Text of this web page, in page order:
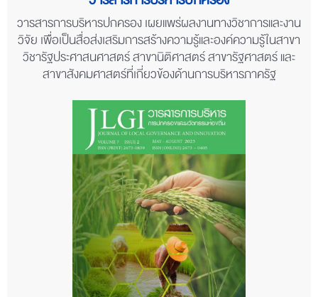
วารสารการบริหารปกครอง
วารสารการบริหารปกครอง เผยแพร่ผลงานทางวิชาการและงาน
วิจัย เพื่อเป็นสื่อส่งเสริมการสร้างความรู้และองค์ความรู้ในสาขา
วิชารัฐประศาสนศาสตร์ สาขานิติศาสตร์ สาขารัฐศาสตร์ และ
สาขาสังคมศาสตร์ที่เกี่ยวข้องด้านการบริหารภาครัฐ